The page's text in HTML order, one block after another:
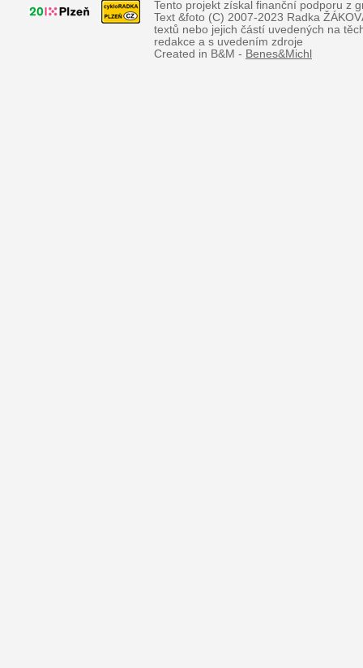
Tento projekt získal finanční podporu z
Text &foto (C) 2007-2023 Radka
textů nebo jejich částí uvedených na
redakce a s uvedením zdroje
Created in B&M - Benes&Michl